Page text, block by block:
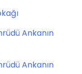
Ankanın
Ankanın